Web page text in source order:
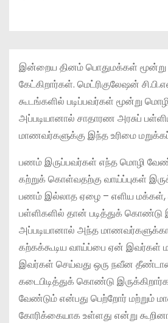
இன்றைய தினம் பொதுமக்கள்
கேட்கிறார்கள். மெட்ரிகுலேஷன்
கூடங்களில் படிப்பவர்கள் மூன்று
அப்படியானால் சாதாரண அரசுப்
மாணவர்களுக்கு இந்த உரிமை
பணம் இருப்பவர்கள் எந்த மொழி
கற்றுக் கொள்வதற்கு வாய்ப்புகள்
பணம் இல்லாத ஏழை – எளிய மக்கள்,
பள்ளிகளில் தான் படித்துக் கொண்டு
அப்படியானால் அந்த
கற்கக்கூடிய வாய்ப்பை ஏன் இவர்கள்
இவர்கள் செய்வது ஒரு நவீன
கடைபிடித்துக் கொண்டு
வேண்டும் என்பது பெற்றோர் மற்றும்
கோரிக்கையாக உள்ளது என்று